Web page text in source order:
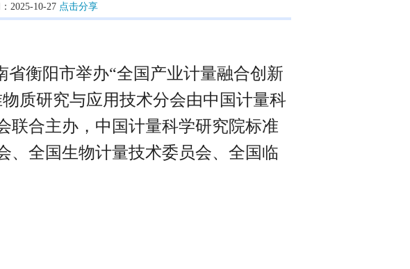
10-27 点击分享
衡阳市举办“全国产业计量融合创新
质研究与应用技术分会由中国计量科
联合主办，中国计量科学研究院标准
、全国生物计量技术委员会、全国临